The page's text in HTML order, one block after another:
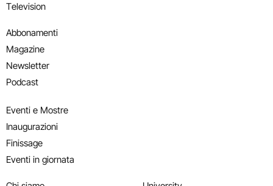
Television
Abbonamenti
Magazine
Newsletter
Podcast
Eventi e Mostre
Inaugurazioni
Finissage
Eventi in giornata